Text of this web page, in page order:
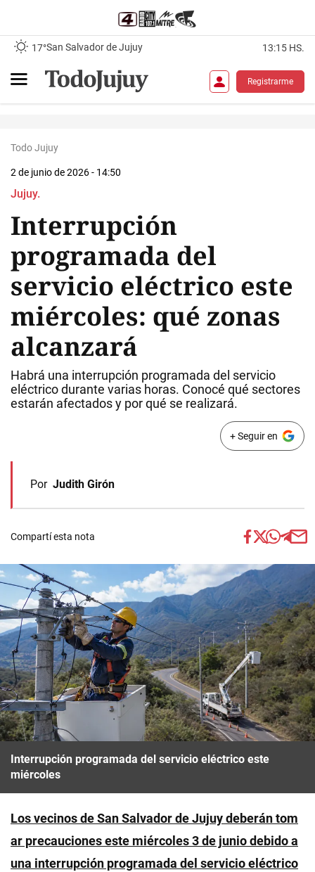
17°San Salvador de Jujuy 13:15 HS.
Registrarme
Todo Jujuy
2 de junio de 2026 - 14:50
Jujuy.
Interrupción
programada del
servicio eléctrico este
miércoles: qué zonas
alcanzará
Habrá una interrupción programada del servicio
eléctrico durante varias horas. Conocé qué sectores
estarán afectados y por qué se realizará.
+ Seguir en
Por Judith Girón
Compartí esta nota
Interrupción programada del servicio eléctrico este
miércoles
Los vecinos de San Salvador de Jujuy deberán tom
ar precauciones este miércoles 3 de junio debido a
una interrupción programada del servicio eléctrico